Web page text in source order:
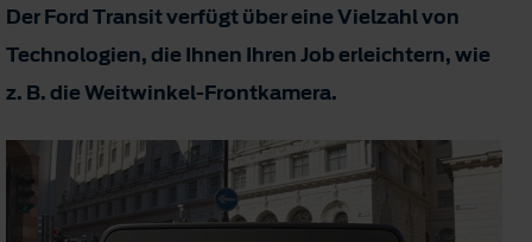
Der Ford Transit verfügt über eine Vielzahl von
Technologien, die Ihnen Ihren Job erleichtern, wie
z. B. die Weitwinkel-Frontkamera.